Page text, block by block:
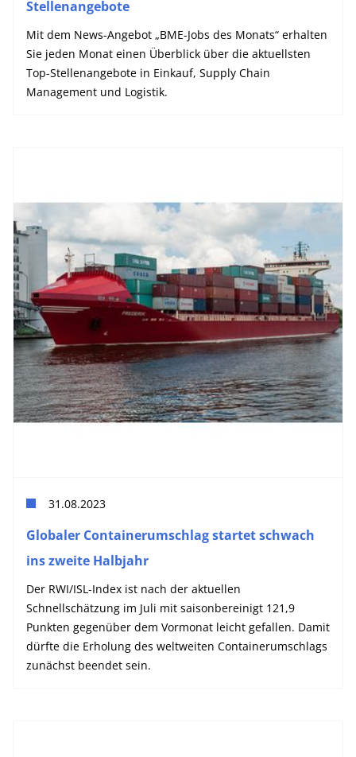
Stellenangebote
Mit dem News-Angebot „BME-Jobs des Monats“ erhalten
Sie jeden Monat einen Überblick über die aktuellsten
Top-Stellenangebote in Einkauf, Supply Chain
Management und Logistik.
31.08.2023
Globaler Containerumschlag startet schwach
ins zweite Halbjahr
Der RWI/ISL-Index ist nach der aktuellen
Schnellschätzung im Juli mit saisonbereinigt 121,9
Punkten gegenüber dem Vormonat leicht gefallen. Damit
dürfte die Erholung des weltweiten Containerumschlags
zunächst beendet sein.